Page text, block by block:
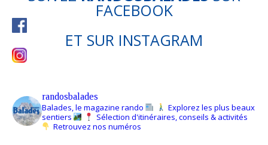
FACEBOOK
ET SUR INSTAGRAM
randosbalades
Balades, le magazine rando
Explorez les plus beaux
sentiers
Sélection d'itinéraires, conseils & activités
Retrouvez nos numéros